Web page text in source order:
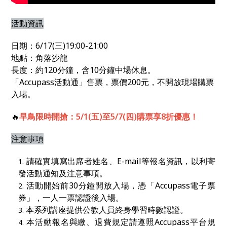
活動資訊
日期：6/17(三)19:00-21:00
地點：角落沙龍
長度：約120分鐘，含10分鐘中場休息。
「Accupass活動通」售票，票價200元，不開放現場購票
入場。
🔥早鳥限時開搶：5/1(五)至5/7(四)購票享8折優惠！
注意事項
請確實填寫出席者姓名、 E-mail等報名資訊，以利寄
發活動通知及注意事項。
活動開始前30分鐘開放入場，憑「Accupass電子票
券」，一人一票認證後入場。
本系列講座提供公教人員終身學習時數認證。
本活動報名與繳、退費規定請遵照Accupass平台規